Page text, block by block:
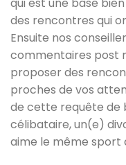
des rencontres qui
Ensuite nos
commentaires post
proposer des
proches de vos
de cette requête de
célibataire, un(e)
aime le même sport